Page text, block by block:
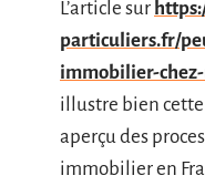
L’article sur
particuliers.fr/
immobilier-
illustre bien
aperçu des
immobilier en